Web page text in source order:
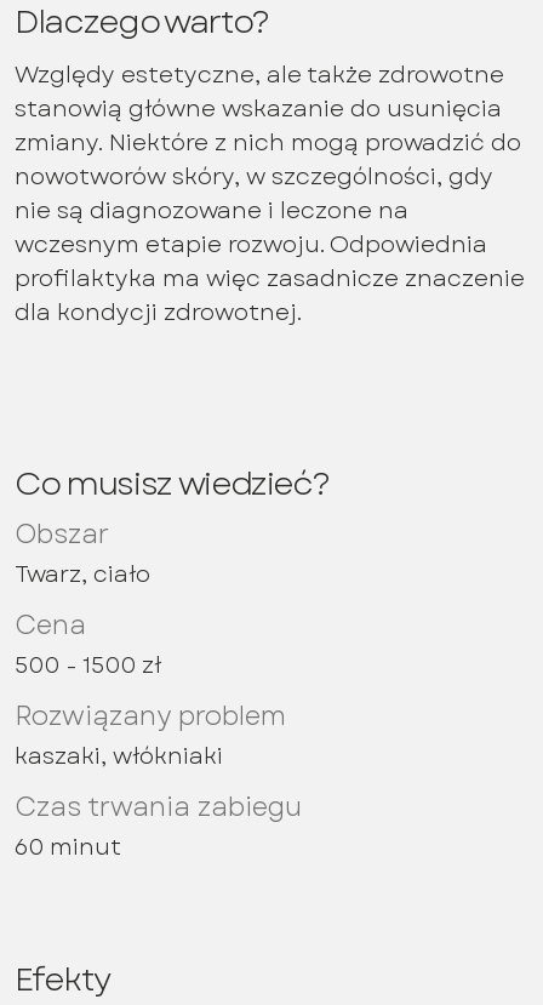
Dlaczego warto?
Względy estetyczne, ale także zdrowotne
stanowią główne wskazanie do usunięcia
zmiany. Niektóre z nich mogą prowadzić do
nowotworów skóry, w szczególności, gdy
nie są diagnozowane i leczone na
wczesnym etapie rozwoju. Odpowiednia
profilaktyka ma więc zasadnicze znaczenie
dla kondycji zdrowotnej.
Co musisz wiedzieć?
Obszar
Twarz, ciało
Cena
500 - 1500 zł
Rozwiązany problem
kaszaki, włókniaki
Czas trwania zabiegu
60 minut
Efekty